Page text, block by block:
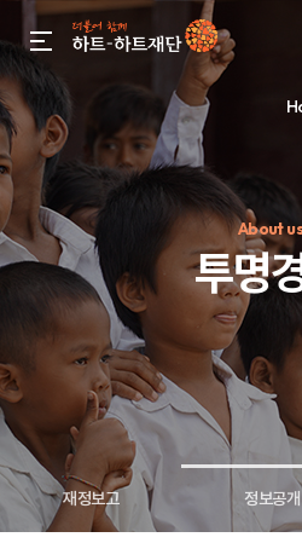
gnb menu open
인기 키워드
#정기후원
#하트플레이스#캠
About
투명
투명경영 재정보고 정보공개